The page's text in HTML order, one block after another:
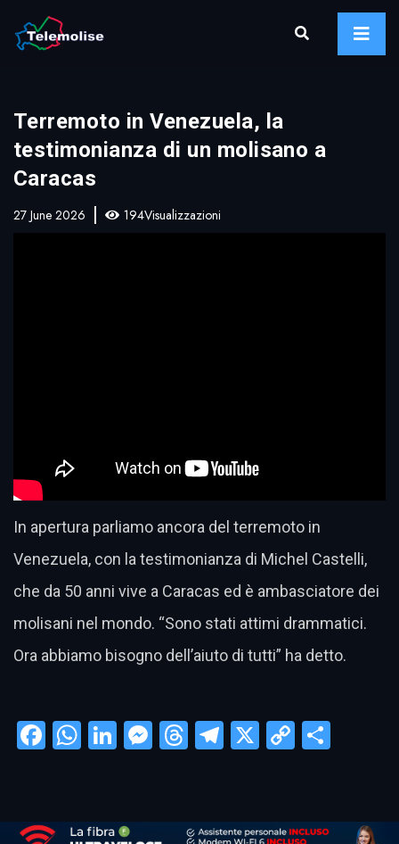
Terremoto in Venezuela, la
testimonianza di un molisano a
Caracas
27 June 2026 194Visualizzazioni
In apertura parliamo ancora del terremoto in
Venezuela, con la testimonianza di Michel Castelli,
che da 50 anni vive a Caracas ed è ambasciatore dei
molisani nel mondo. “Sono stati attimi drammatici.
Ora abbiamo bisogno dell’aiuto di tutti” ha detto.
Facebook
WhatsApp
LinkedIn
Messenger
Threads
Telegram
X
Copy